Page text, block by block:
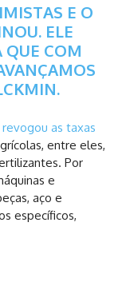
E O
ELE
QUE COM
revogou as taxas
entre eles,
Por
e
aço e
específicos,